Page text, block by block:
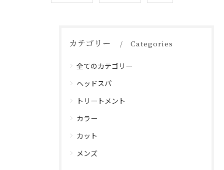
カテゴリー Categories
全てのカテゴリー
ヘッドスパ
トリートメント
カラー
カット
メンズ